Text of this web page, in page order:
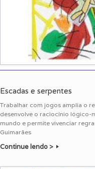
Escadas e serpentes
Trabalhar com jogos amplia o
desenvolve o raciocínio lógico-
mundo e permite vivenciar
Guimarães
Continue lendo >